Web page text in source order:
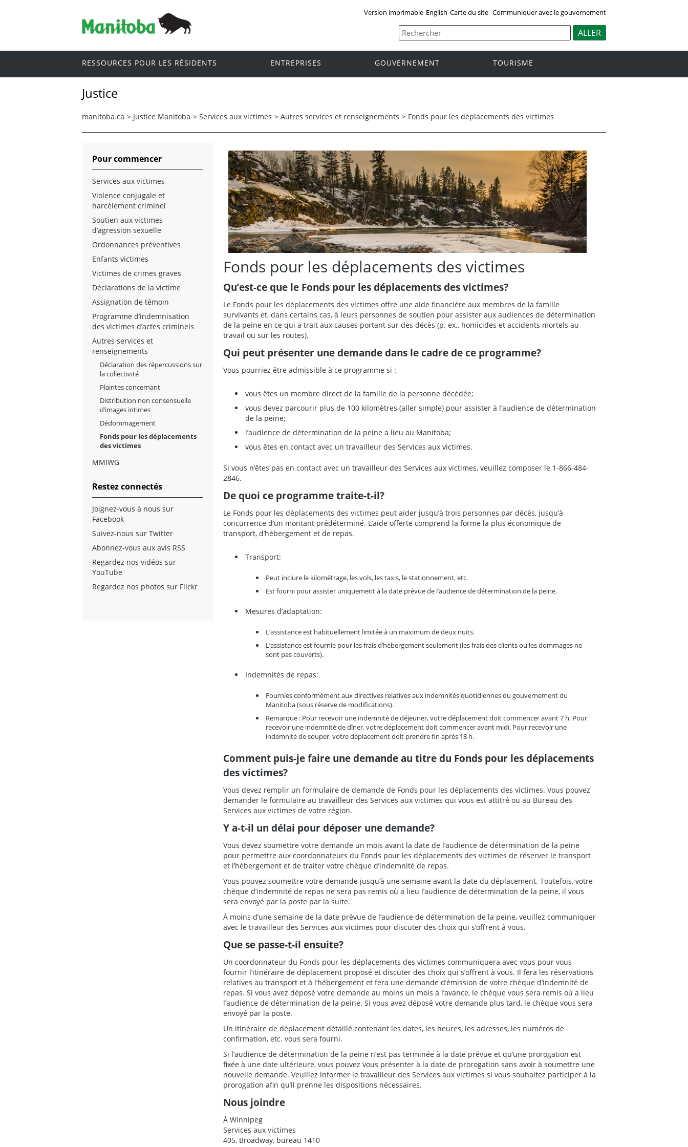
Version imprimable English Carte du site Communiquer avec le gouvernement
RESSOURCES POUR LES RÉSIDENTS ENTREPRISES GOUVERNEMENT TOURISME
Justice
manitoba.ca > Justice Manitoba > Services aux victimes > Autres services et renseignements > Fonds pour les déplacements des victimes
Fonds pour les déplacements des victimes
Qu’est-ce que le Fonds pour les déplacements des victimes?
Le Fonds pour les déplacements des victimes offre une aide financière aux membres de la famille
survivants et, dans certains cas, à leurs personnes de soutien pour assister aux audiences de détermination
de la peine en ce qui a trait aux causes portant sur des décès (p. ex., homicides et accidents mortels au
travail ou sur les routes).
Qui peut présenter une demande dans le cadre de ce programme?
Vous pourriez être admissible à ce programme si :
vous êtes un membre direct de la famille de la personne décédée;
vous devez parcourir plus de 100 kilomètres (aller simple) pour assister à l’audience de détermination
de la peine;
l’audience de détermination de la peine a lieu au Manitoba;
vous êtes en contact avec un travailleur des Services aux victimes.
Si vous n’êtes pas en contact avec un travailleur des Services aux victimes, veuillez composer le 1-866-484-
2846.
De quoi ce programme traite-t-il?
Le Fonds pour les déplacements des victimes peut aider jusqu’à trois personnes par décès, jusqu’à
concurrence d’un montant prédéterminé. L’aide offerte comprend la forme la plus économique de
transport, d’hébergement et de repas.
Transport:
Peut inclure le kilométrage, les vols, les taxis, le stationnement, etc.
Est fourni pour assister uniquement à la date prévue de l’audience de détermination de la peine.
Mesures d’adaptation:
L’assistance est habituellement limitée à un maximum de deux nuits.
L’assistance est fournie pour les frais d’hébergement seulement (les frais des clients ou les dommages ne
sont pas couverts).
Indemnités de repas:
Fournies conformément aux directives relatives aux indemnités quotidiennes du gouvernement du
Manitoba (sous réserve de modifications).
Remarque : Pour recevoir une indemnité de déjeuner, votre déplacement doit commencer avant 7 h. Pour
recevoir une indemnité de dîner, votre déplacement doit commencer avant midi. Pour recevoir une
indemnité de souper, votre déplacement doit prendre fin après 18 h.
Comment puis-je faire une demande au titre du Fonds pour les déplacements
des victimes?
Vous devez remplir un formulaire de demande de Fonds pour les déplacements des victimes. Vous pouvez
demander le formulaire au travailleur des Services aux victimes qui vous est attitré ou au Bureau des
Services aux victimes de votre région.
Y a-t-il un délai pour déposer une demande?
Vous devez soumettre votre demande un mois avant la date de l’audience de détermination de la peine
pour permettre aux coordonnateurs du Fonds pour les déplacements des victimes de réserver le transport
et l’hébergement et de traiter votre chèque d’indemnité de repas.
Vous pouvez soumettre votre demande jusqu’à une semaine avant la date du déplacement. Toutefois, votre
chèque d’indemnité de repas ne sera pas remis où a lieu l’audience de détermination de la peine, il vous
sera envoyé par la poste par la suite.
À moins d’une semaine de la date prévue de l’audience de détermination de la peine, veuillez communiquer
avec le travailleur des Services aux victimes pour discuter des choix qui s’offrent à vous.
Que se passe-t-il ensuite?
Un coordonnateur du Fonds pour les déplacements des victimes communiquera avec vous pour vous
fournir l’itinéraire de déplacement proposé et discuter des choix qui s’offrent à vous. Il fera les réservations
relatives au transport et à l’hébergement et fera une demande d’émission de votre chèque d’indemnité de
repas. Si vous avez déposé votre demande au moins un mois à l’avance, le chèque vous sera remis où a lieu
l’audience de détermination de la peine. Si vous avez déposé votre demande plus tard, le chèque vous sera
envoyé par la poste.
Un itinéraire de déplacement détaillé contenant les dates, les heures, les adresses, les numéros de
confirmation, etc. vous sera fourni.
Si l’audience de détermination de la peine n’est pas terminée à la date prévue et qu’une prorogation est
fixée à une date ultérieure, vous pouvez vous présenter à la date de prorogation sans avoir à soumettre une
nouvelle demande. Veuillez informer le travailleur des Services aux victimes si vous souhaitez participer à la
prorogation afin qu’il prenne les dispositions nécessaires.
Nous joindre
À Winnipeg
Services aux victimes
405, Broadway, bureau 1410
Pour commencer
Services aux victimes
Violence conjugale et
harcèlement criminel
Soutien aux victimes
d’agression sexuelle
Ordonnances préventives
Enfants victimes
Victimes de crimes graves
Déclarations de la victime
Assignation de témoin
Programme d’indemnisation
des victimes d’actes criminels
Autres services et
renseignements
Déclaration des répercussions sur
la collectivité
Plaintes concernant
Distribution non consensuelle
d’images intimes
Dédommagement
Fonds pour les déplacements
des victimes
MMIWG
Restez connectés
Joignez-vous à nous sur
Facebook
Suivez-nous sur Twitter
Abonnez-vous aux avis RSS
Regardez nos vidéos sur
YouTube
Regardez nos photos sur Flickr